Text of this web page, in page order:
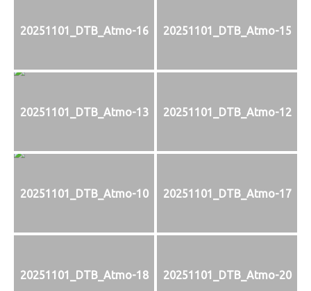
20251101_DTB_Atmo-16 20251101_DTB_Atmo-15
20251101_DTB_Atmo-13 20251101_DTB_Atmo-12
20251101_DTB_Atmo-10 20251101_DTB_Atmo-17
20251101_DTB_Atmo-18 20251101_DTB_Atmo-20